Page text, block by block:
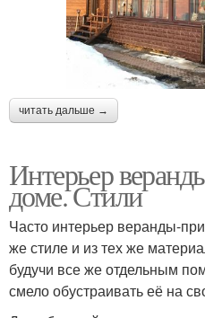
читать дальше →
Интерьер
доме. Стили
Часто интерьер веранды-
же стиле и из тех же
будучи все же отдельным
смело обустраивать её на